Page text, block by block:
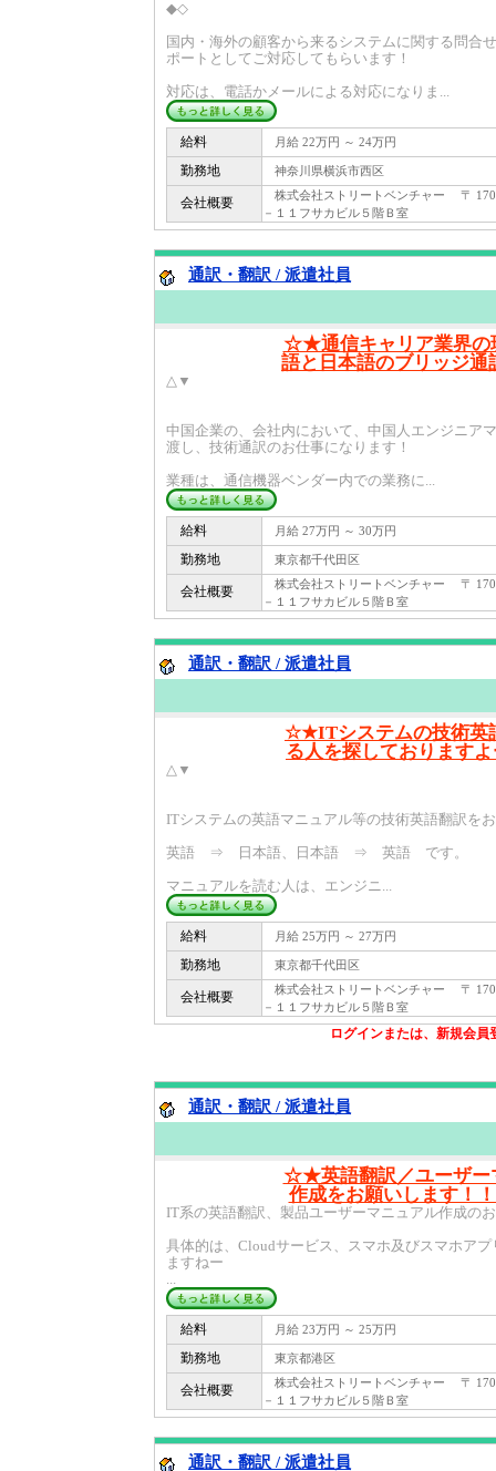
◆◇
国内・海外の顧客から来るシステムに関する問合
ポートとしてご対応してもらいます！
対応は、電話かメールによる対応になりま...
給料 月給 22万円 ～ 24万円
勤務地 神奈川県横浜市西区
会社概要
株式会社ストリートベンチャー 〒
－１１フサカビル５階Ｂ室
通訳・翻訳 / 派遣社員
☆★通信キャリア業界の
語と日本語のブリッジ
△▼
中国企業の、会社内において、中国人エンジニア
渡し、技術通訳のお仕事になります！
業種は、通信機器ベンダー内での業務に...
給料 月給 27万円 ～ 30万円
勤務地 東京都千代田区
会社概要
株式会社ストリートベンチャー 〒
－１１フサカビル５階Ｂ室
通訳・翻訳 / 派遣社員
☆★ITシステムの技術英
る人を探しております
△▼
ITシステムの英語マニュアル等の技術英語翻訳を
英語 ⇒ 日本語、日本語 ⇒ 英語 です。
マニュアルを読む人は、エンジニ...
給料 月給 25万円 ～ 27万円
勤務地 東京都千代田区
会社概要
株式会社ストリートベンチャー 〒
－１１フサカビル５階Ｂ室
ログインまたは、新規会
通訳・翻訳 / 派遣社員
☆★英語翻訳／ユーザー
作成をお願いします
IT系の英語翻訳、製品ユーザーマニュアル作成の
具体的は、Cloudサービス、スマホ及びスマホア
ますねー
...
給料 月給 23万円 ～ 25万円
勤務地 東京都港区
会社概要
株式会社ストリートベンチャー 〒
－１１フサカビル５階Ｂ室
通訳・翻訳 / 派遣社員